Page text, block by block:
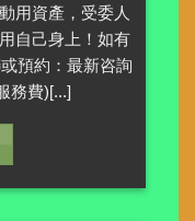
用資產，受委人
自己身上！如有
預約：最新咨詢
務費)[...]